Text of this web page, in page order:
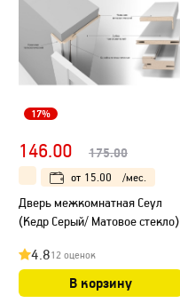
17%
146.00 175.00
от 15.00 /мес.
Дверь межкомнатная Сеул
(Кедр Серый/ Матовое стекло)
4.812 оценок
В корзину